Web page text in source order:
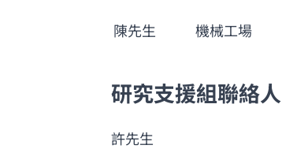
陳先生
機械工場
研究支援組聯絡人
許先生